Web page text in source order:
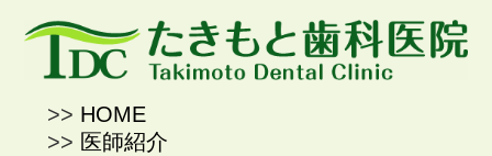
HOME
医師紹介